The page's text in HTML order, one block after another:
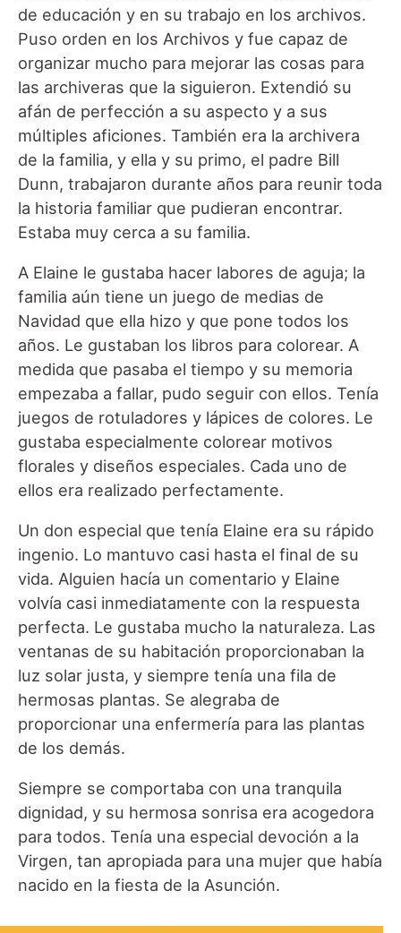
de educación y en su trabajo en los archivos.
Puso orden en los Archivos y fue capaz de
organizar mucho para mejorar las cosas para
las archiveras que la siguieron. Extendió su
afán de perfección a su aspecto y a sus
múltiples aficiones. También era la archivera
de la familia, y ella y su primo, el padre Bill
Dunn, trabajaron durante años para reunir toda
la historia familiar que pudieran encontrar.
Estaba muy cerca a su familia.
A Elaine le gustaba hacer labores de aguja; la
familia aún tiene un juego de medias de
Navidad que ella hizo y que pone todos los
años. Le gustaban los libros para colorear. A
medida que pasaba el tiempo y su memoria
empezaba a fallar, pudo seguir con ellos. Tenía
juegos de rotuladores y lápices de colores. Le
gustaba especialmente colorear motivos
florales y diseños especiales. Cada uno de
ellos era realizado perfectamente.
Un don especial que tenía Elaine era su rápido
ingenio. Lo mantuvo casi hasta el final de su
vida. Alguien hacía un comentario y Elaine
volvía casi inmediatamente con la respuesta
perfecta. Le gustaba mucho la naturaleza. Las
ventanas de su habitación proporcionaban la
luz solar justa, y siempre tenía una fila de
hermosas plantas. Se alegraba de
proporcionar una enfermería para las plantas
de los demás.
Siempre se comportaba con una tranquila
dignidad, y su hermosa sonrisa era acogedora
para todos. Tenía una especial devoción a la
Virgen, tan apropiada para una mujer que había
nacido en la fiesta de la Asunción.